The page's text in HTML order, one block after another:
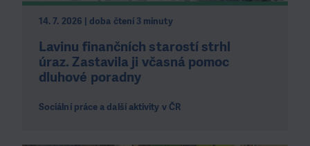
14. 7. 2026 | doba čtení 3 minuty
Lavinu finančních starostí strhl
úraz. Zastavila ji včasná pomoc
dluhové poradny
Sociální práce a další aktivity v ČR